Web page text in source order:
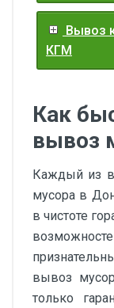
Вывоз
КГМ
Как
вывоз
Каждый из
мусора в
в чистоте
вывоз
только